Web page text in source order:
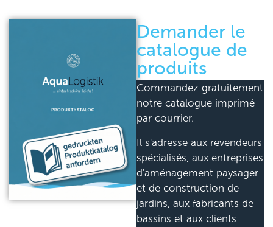
Demander le
catalogue de
produits
Commandez gratuitement
notre catalogue imprimé
par courrier.
Il s'adresse aux revendeurs
spécialisés, aux entreprises
d'aménagement paysager
et de construction de
jardins, aux fabricants de
bassins et aux clients